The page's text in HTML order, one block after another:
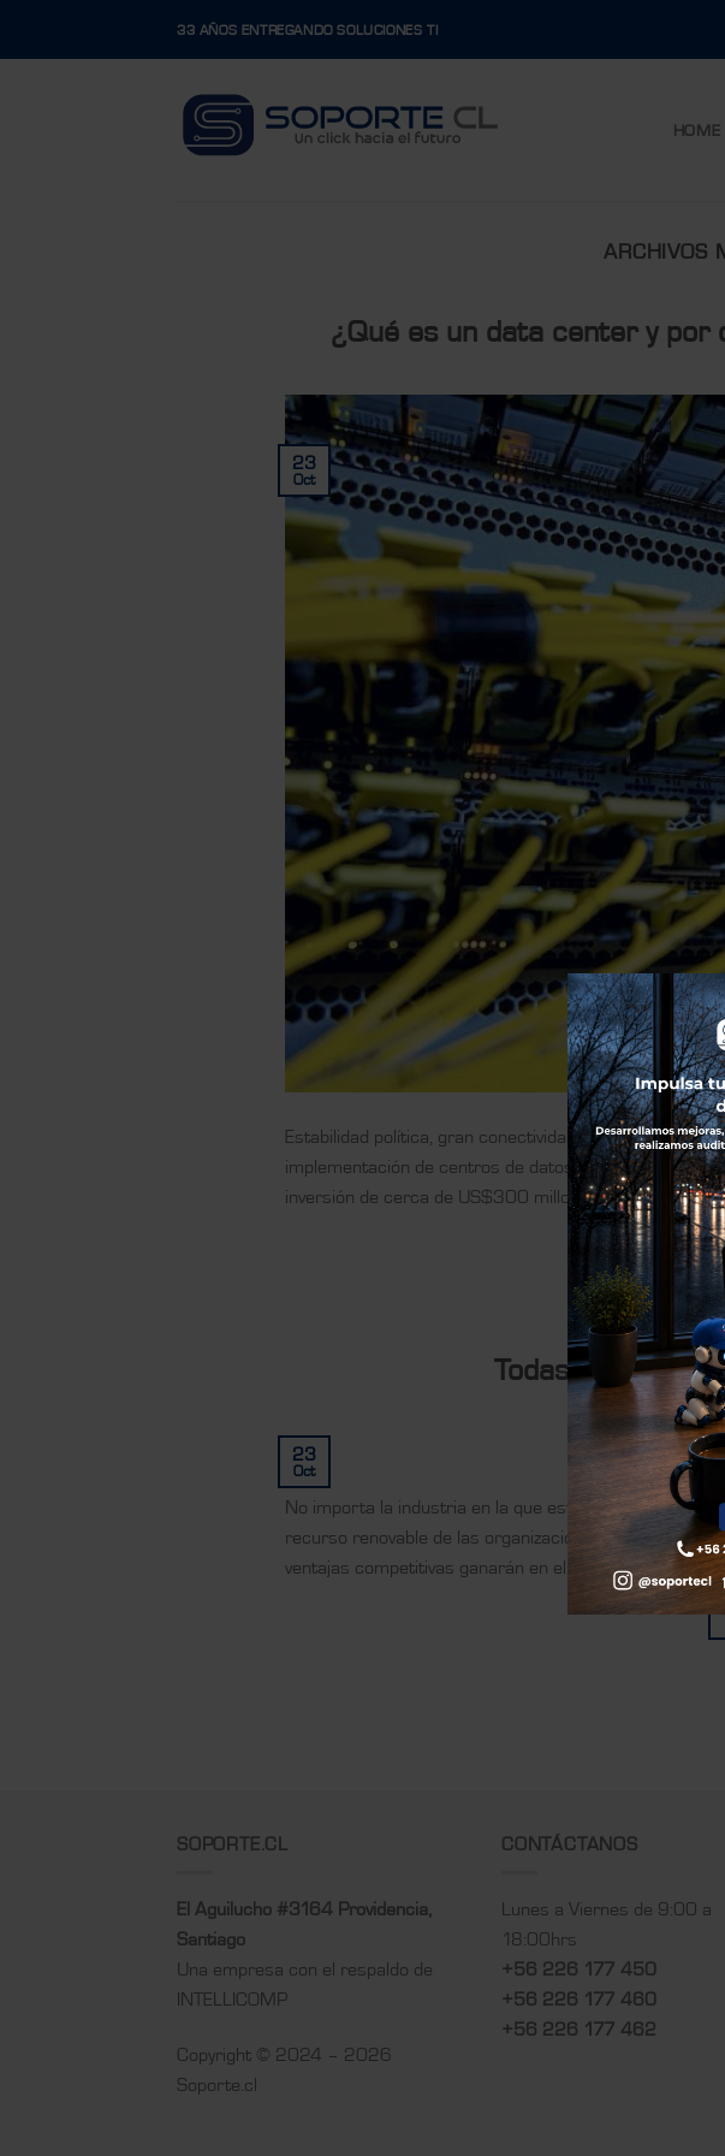
33 AÑOS ENTREGANDO SOLUCIONES TI
HOME
ARCHIVOS
¿Qué es un data center y por
23
Oct
Estabilidad política, gran conectividad y una
implementación de centros de datos, donde el «cloud
inversión de cerca de US$300 millones en su data
Todas las
23
Oct
No importa la industria en la que estén incrustadas, al
recurso renovable de las organizaciones, los datos.
ventajas competitivas ganarán en el acelerado
SOPORTE.CL
El Aguilucho #3164 Providencia,
Santiago
Una empresa con el respaldo de
INTELLICOMP
Copyright © 2024 – 2026
Soporte.cl
CONTÁCTANOS
Lunes a Viernes de 9:00 a
18:00hrs
+56 226 177 450
+56 226 177 460
+56 226 177 462